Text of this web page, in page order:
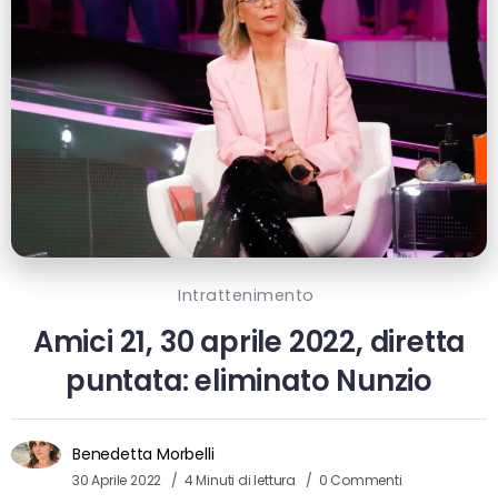
Intrattenimento
Amici 21, 30 aprile 2022, diretta
puntata: eliminato Nunzio
Benedetta Morbelli
30 Aprile 2022 4 Minuti di lettura 0 Commenti